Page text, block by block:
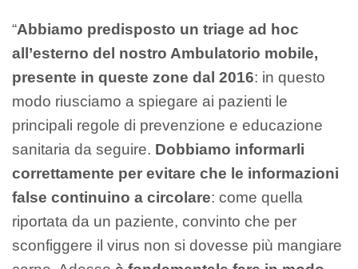
“Abbiamo predisposto un triage ad hoc
all’esterno del nostro Ambulatorio mobile,
presente in queste zone dal 2016: in questo
modo riusciamo a spiegare ai pazienti le
principali regole di prevenzione e educazione
sanitaria da seguire. Dobbiamo informarli
correttamente per evitare che le informazioni
false continuino a circolare: come quella
riportata da un paziente, convinto che per
sconfiggere il virus non si dovesse più mangiare